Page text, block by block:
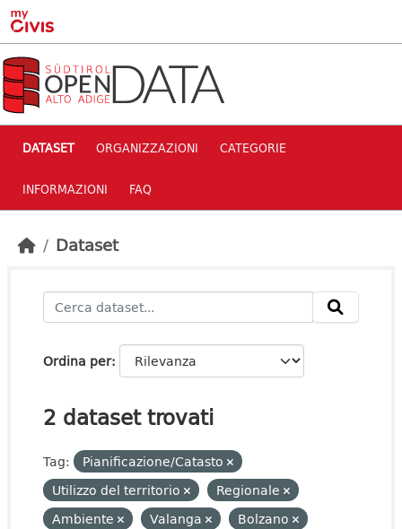
Skip to main content
DATASET ORGANIZZAZIONI CATEGORIE
INFORMAZIONI FAQ
Dataset
Ordina per
2 dataset trovati
Tag:
Pianificazione/Catasto
Utilizzo del territorio
Regionale
Ambiente
Valanga
Bolzano